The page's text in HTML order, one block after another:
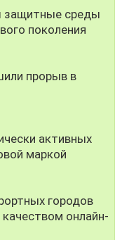
защитные среды
поколения
прорыв в
активных
маркой
городов
онлайн-